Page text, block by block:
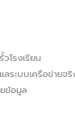
โรงเรียน
ระบบเครือข่ายจ
ข้อมูล